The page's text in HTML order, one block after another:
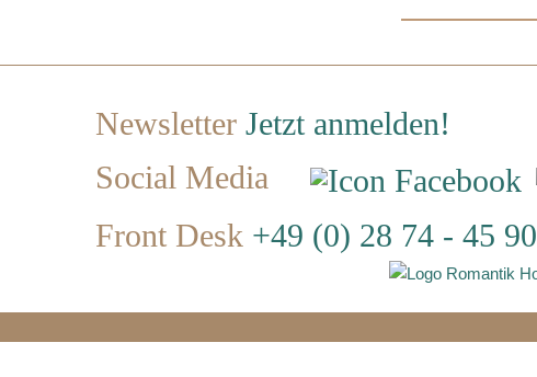
Newsletter Jetzt anmelden!
Social Media
Front Desk +49 (0) 28 74 - 45 90